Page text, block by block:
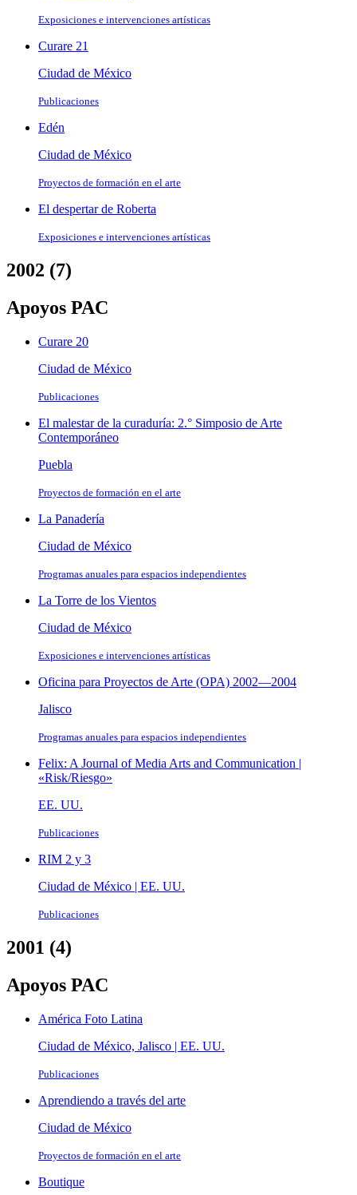
Exposiciones e intervenciones artísticas
Curare 21
Ciudad de México
Publicaciones
Edén
Ciudad de México
Proyectos de formación en el arte
El despertar de Roberta
Exposiciones e intervenciones artísticas
2002 (7)
Apoyos PAC
Curare 20
Ciudad de México
Publicaciones
El malestar de la curaduría: 2.° Simposio de Arte
Contemporáneo
Puebla
Proyectos de formación en el arte
La Panadería
Ciudad de México
Programas anuales para espacios independientes
La Torre de los Vientos
Ciudad de México
Exposiciones e intervenciones artísticas
Oficina para Proyectos de Arte (OPA) 2002—2004
Jalisco
Programas anuales para espacios independientes
Felix: A Journal of Media Arts and Communication |
«Risk/Riesgo»
EE. UU.
Publicaciones
RIM 2 y 3
Ciudad de México | EE. UU.
Publicaciones
2001 (4)
Apoyos PAC
América Foto Latina
Ciudad de México, Jalisco | EE. UU.
Publicaciones
Aprendiendo a través del arte
Ciudad de México
Proyectos de formación en el arte
Boutique